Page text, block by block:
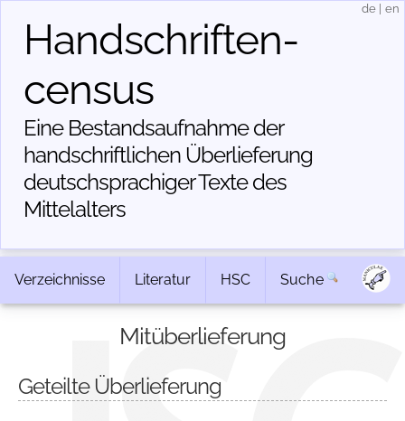
Handschriften­
census
Eine Bestandsaufnahme der
handschriftlichen Über­lieferung
deutschsprachiger Texte des
Mittelalters
de en
Verzeichnisse Literatur HSC Suche
Mitüberlieferung
Geteilte Überlieferung